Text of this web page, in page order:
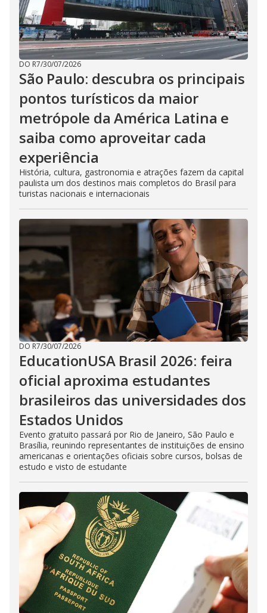
DO R7/30/07/2026
São Paulo: descubra os principais
pontos turísticos da maior
metrópole da América Latina e
saiba como aproveitar cada
experiência
História, cultura, gastronomia e atrações fazem da capital
paulista um dos destinos mais completos do Brasil para
turistas nacionais e internacionais
DO R7/30/07/2026
EducationUSA Brasil 2026: feira
oficial aproxima estudantes
brasileiros das universidades dos
Estados Unidos
Evento gratuito passará por Rio de Janeiro, São Paulo e
Brasília, reunindo representantes de instituições de ensino
americanas e orientações oficiais sobre cursos, bolsas de
estudo e visto de estudante